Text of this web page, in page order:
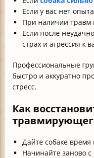
Если у вас нет
При наличии травм
Если после
страх и агрессия к
Профессиональные
быстро и аккуратно
стресс.
Как
Дайте собаке время
Начинайте заново